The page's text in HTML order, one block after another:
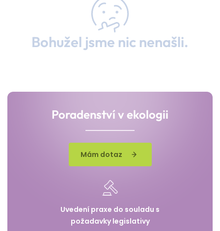
Bohužel jsme nic nenašli.
Poradenství v ekologii
Mám dotaz
Uvedení praxe do souladu s
požadavky legislativy